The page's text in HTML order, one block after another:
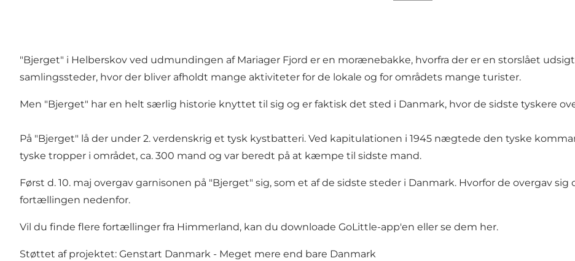
"Bjerget" i Helberskov ved udmundingen af Mariager Fjord er en morænebakke, hvorfra der er en storslået
samlingssteder, hvor der bliver afholdt mange aktiviteter for de lokale og for områdets mange turister.
Men "Bjerget" har en helt særlig historie knyttet til sig og er faktisk det sted i Danmark, hvor de sidste tyskere
På "Bjerget" lå der under 2. verdenskrig et tysk kystbatteri. Ved kapitulationen i 1945 nægtede den tyske
tyske tropper i området, ca. 300 mand og var beredt på at kæmpe til sidste mand.
Først d. 10. maj overgav garnisonen på "Bjerget" sig, som et af de sidste steder i Danmark. Hvorfor de overgav
fortællingen nedenfor.
Vil du finde flere fortællinger fra Himmerland, kan du downloade GoLittle-app'en eller se dem her.
Støttet af projektet: Genstart Danmark - Meget mere end bare Danmark